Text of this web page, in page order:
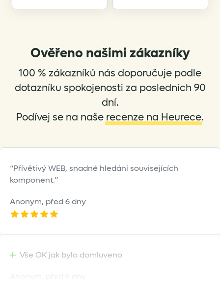
Ověřeno našimi zákazníky
100 % zákazníků nás doporučuje podle
dotazníku spokojenosti za posledních 90
dní.
Podívej se na naše recenze na Heurece.
Přívětivý WEB, snadné hledání souvisejících
komponent.
Anonym, před 6 dny
Vše OK jak bylo domluveno